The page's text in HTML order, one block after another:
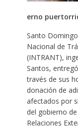
erno
Santo
Nacional de
(INTRANT),
Santos,
través de sus
donación de
afectados por
del gobierno
Relaciones